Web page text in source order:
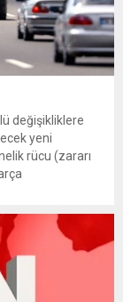
değişikliklere
yeni
rücu (zararı